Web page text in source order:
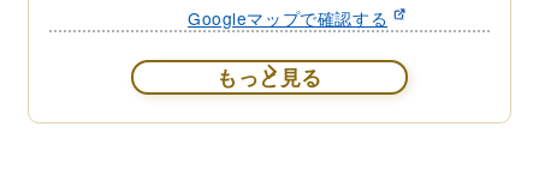
Googleマップで確認する
もっと見る